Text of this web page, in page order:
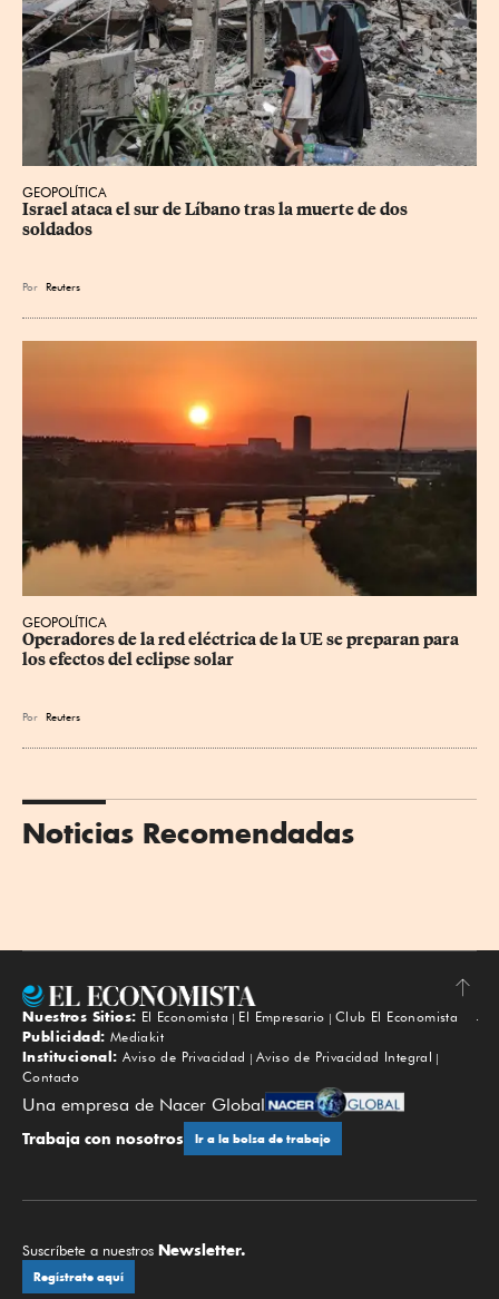
GEOPOLÍTICA
Israel ataca el sur de Líbano tras la muerte de dos
soldados
Por Reuters
GEOPOLÍTICA
Operadores de la red eléctrica de la UE se preparan para
los efectos del eclipse solar
Por Reuters
Noticias Recomendadas
Subir
Nuestros Sitios: El Economista El Empresario
Club El Economista
Publicidad: Mediakit
Institucional: Aviso de Privacidad
Aviso de Privacidad Integral
Contacto
Una empresa de Nacer Global
Trabaja con nosotros Ir a la bolsa de trabajo
Suscríbete a nuestros Newsletter.
Regístrate aquí